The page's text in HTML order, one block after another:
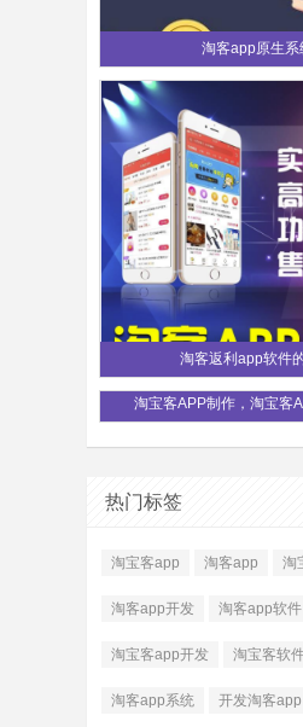
淘客app原生系
淘客返利app软件
淘宝客APP制作，淘宝客
热门标签
淘宝客app 淘客app 淘
淘客app开发 淘客app软件
淘宝客app开发 淘宝客软
淘客app系统 开发淘客app